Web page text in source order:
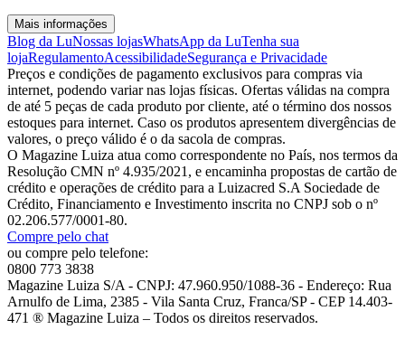
Mais informações
Blog da LuNossas lojasWhatsApp da LuTenha sua
lojaRegulamentoAcessibilidadeSegurança e Privacidade
Preços e condições de pagamento exclusivos para compras via
internet, podendo variar nas lojas físicas. Ofertas válidas na compra
de até 5 peças de cada produto por cliente, até o término dos nossos
estoques para internet. Caso os produtos apresentem divergências de
valores, o preço válido é o da sacola de compras.
O Magazine Luiza atua como correspondente no País, nos termos da
Resolução CMN nº 4.935/2021, e encaminha propostas de cartão de
crédito e operações de crédito para a Luizacred S.A Sociedade de
Crédito, Financiamento e Investimento inscrita no CNPJ sob o nº
02.206.577/0001-80.
Compre pelo chat
ou compre pelo telefone:
0800 773 3838
Magazine Luiza S/A - CNPJ: 47.960.950/1088-36 - Endereço: Rua
Arnulfo de Lima, 2385 - Vila Santa Cruz, Franca/SP - CEP 14.403-
471 ® Magazine Luiza – Todos os direitos reservados.